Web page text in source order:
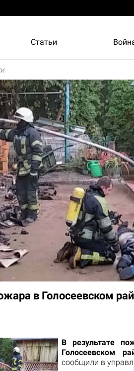
Статьи
в Голосеевском
В результате
Голосеевском
сообщили в